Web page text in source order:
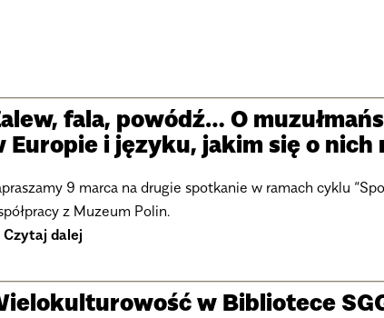
fala, powódź… O
Europie i języku, jakim się o nich
9 marca na drugie spotkanie w ramach cyklu
z Muzeum Polin.
Czytaj dalej
w Bibliotece